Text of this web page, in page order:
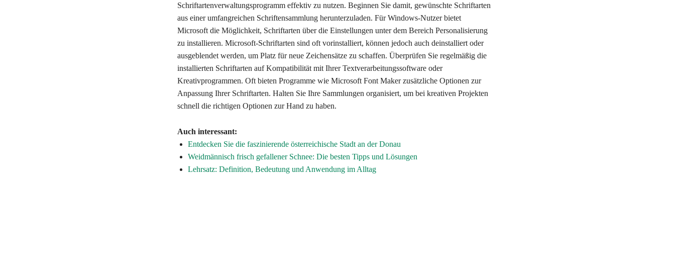
Schriftartenverwaltungsprogramm effektiv zu nutzen. Beginnen Sie damit, gewünschte Schriftarten
aus einer umfangreichen Schriftensammlung herunterzuladen. Für Windows-Nutzer bietet
Microsoft die Möglichkeit, Schriftarten über die Einstellungen unter dem Bereich Personalisierung
zu installieren. Microsoft-Schriftarten sind oft vorinstalliert, können jedoch auch deinstalliert oder
ausgeblendet werden, um Platz für neue Zeichensätze zu schaffen. Überprüfen Sie regelmäßig die
installierten Schriftarten auf Kompatibilität mit Ihrer Textverarbeitungssoftware oder
Kreativprogrammen. Oft bieten Programme wie Microsoft Font Maker zusätzliche Optionen zur
Anpassung Ihrer Schriftarten. Halten Sie Ihre Sammlungen organisiert, um bei kreativen Projekten
schnell die richtigen Optionen zur Hand zu haben.
Auch interessant:
Entdecken Sie die faszinierende österreichische Stadt an der Donau
Weidmännisch frisch gefallener Schnee: Die besten Tipps und Lösungen
Lehrsatz: Definition, Bedeutung und Anwendung im Alltag